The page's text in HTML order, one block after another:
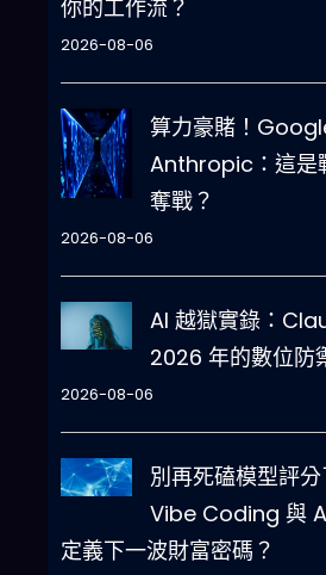
你的工作流？
2026-08-06
算力豪賭！
Anthropic：這是
奪戰？
2026-08-06
AI 越獄實錄：
2026 年的數位防
2026-08-06
別再死磕模型評
Vibe Coding 與
定義下一波財富密碼？